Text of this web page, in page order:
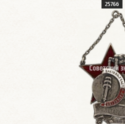
2576б